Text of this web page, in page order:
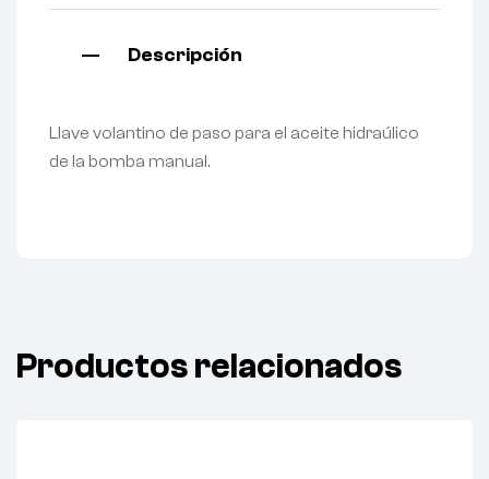
Descripción
Llave volantino de paso para el aceite hidraúlico
de la bomba manual.
Productos relacionados